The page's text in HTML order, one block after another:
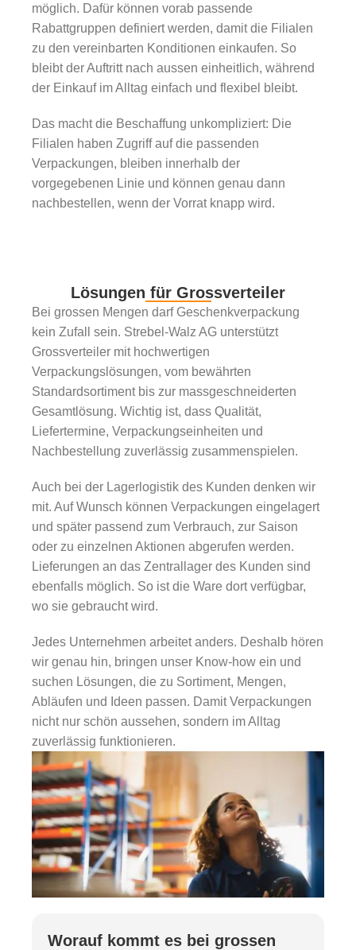
möglich. Dafür können vorab passende
Rabattgruppen definiert werden, damit die Filialen
zu den vereinbarten Konditionen einkaufen. So
bleibt der Auftritt nach aussen einheitlich, während
der Einkauf im Alltag einfach und flexibel bleibt.
Das macht die Beschaffung unkompliziert: Die
Filialen haben Zugriff auf die passenden
Verpackungen, bleiben innerhalb der
vorgegebenen Linie und können genau dann
nachbestellen, wenn der Vorrat knapp wird.
Lösungen für Grossverteiler
Bei grossen Mengen darf Geschenkverpackung
kein Zufall sein. Strebel-Walz AG unterstützt
Grossverteiler mit hochwertigen
Verpackungslösungen, vom bewährten
Standardsortiment bis zur massgeschneiderten
Gesamtlösung. Wichtig ist, dass Qualität,
Liefertermine, Verpackungseinheiten und
Nachbestellung zuverlässig zusammenspielen.
Auch bei der Lagerlogistik des Kunden denken wir
mit. Auf Wunsch können Verpackungen eingelagert
und später passend zum Verbrauch, zur Saison
oder zu einzelnen Aktionen abgerufen werden.
Lieferungen an das Zentrallager des Kunden sind
ebenfalls möglich. So ist die Ware dort verfügbar,
wo sie gebraucht wird.
Jedes Unternehmen arbeitet anders. Deshalb hören
wir genau hin, bringen unser Know-how ein und
suchen Lösungen, die zu Sortiment, Mengen,
Abläufen und Ideen passen. Damit Verpackungen
nicht nur schön aussehen, sondern im Alltag
zuverlässig funktionieren.
Worauf kommt es bei grossen